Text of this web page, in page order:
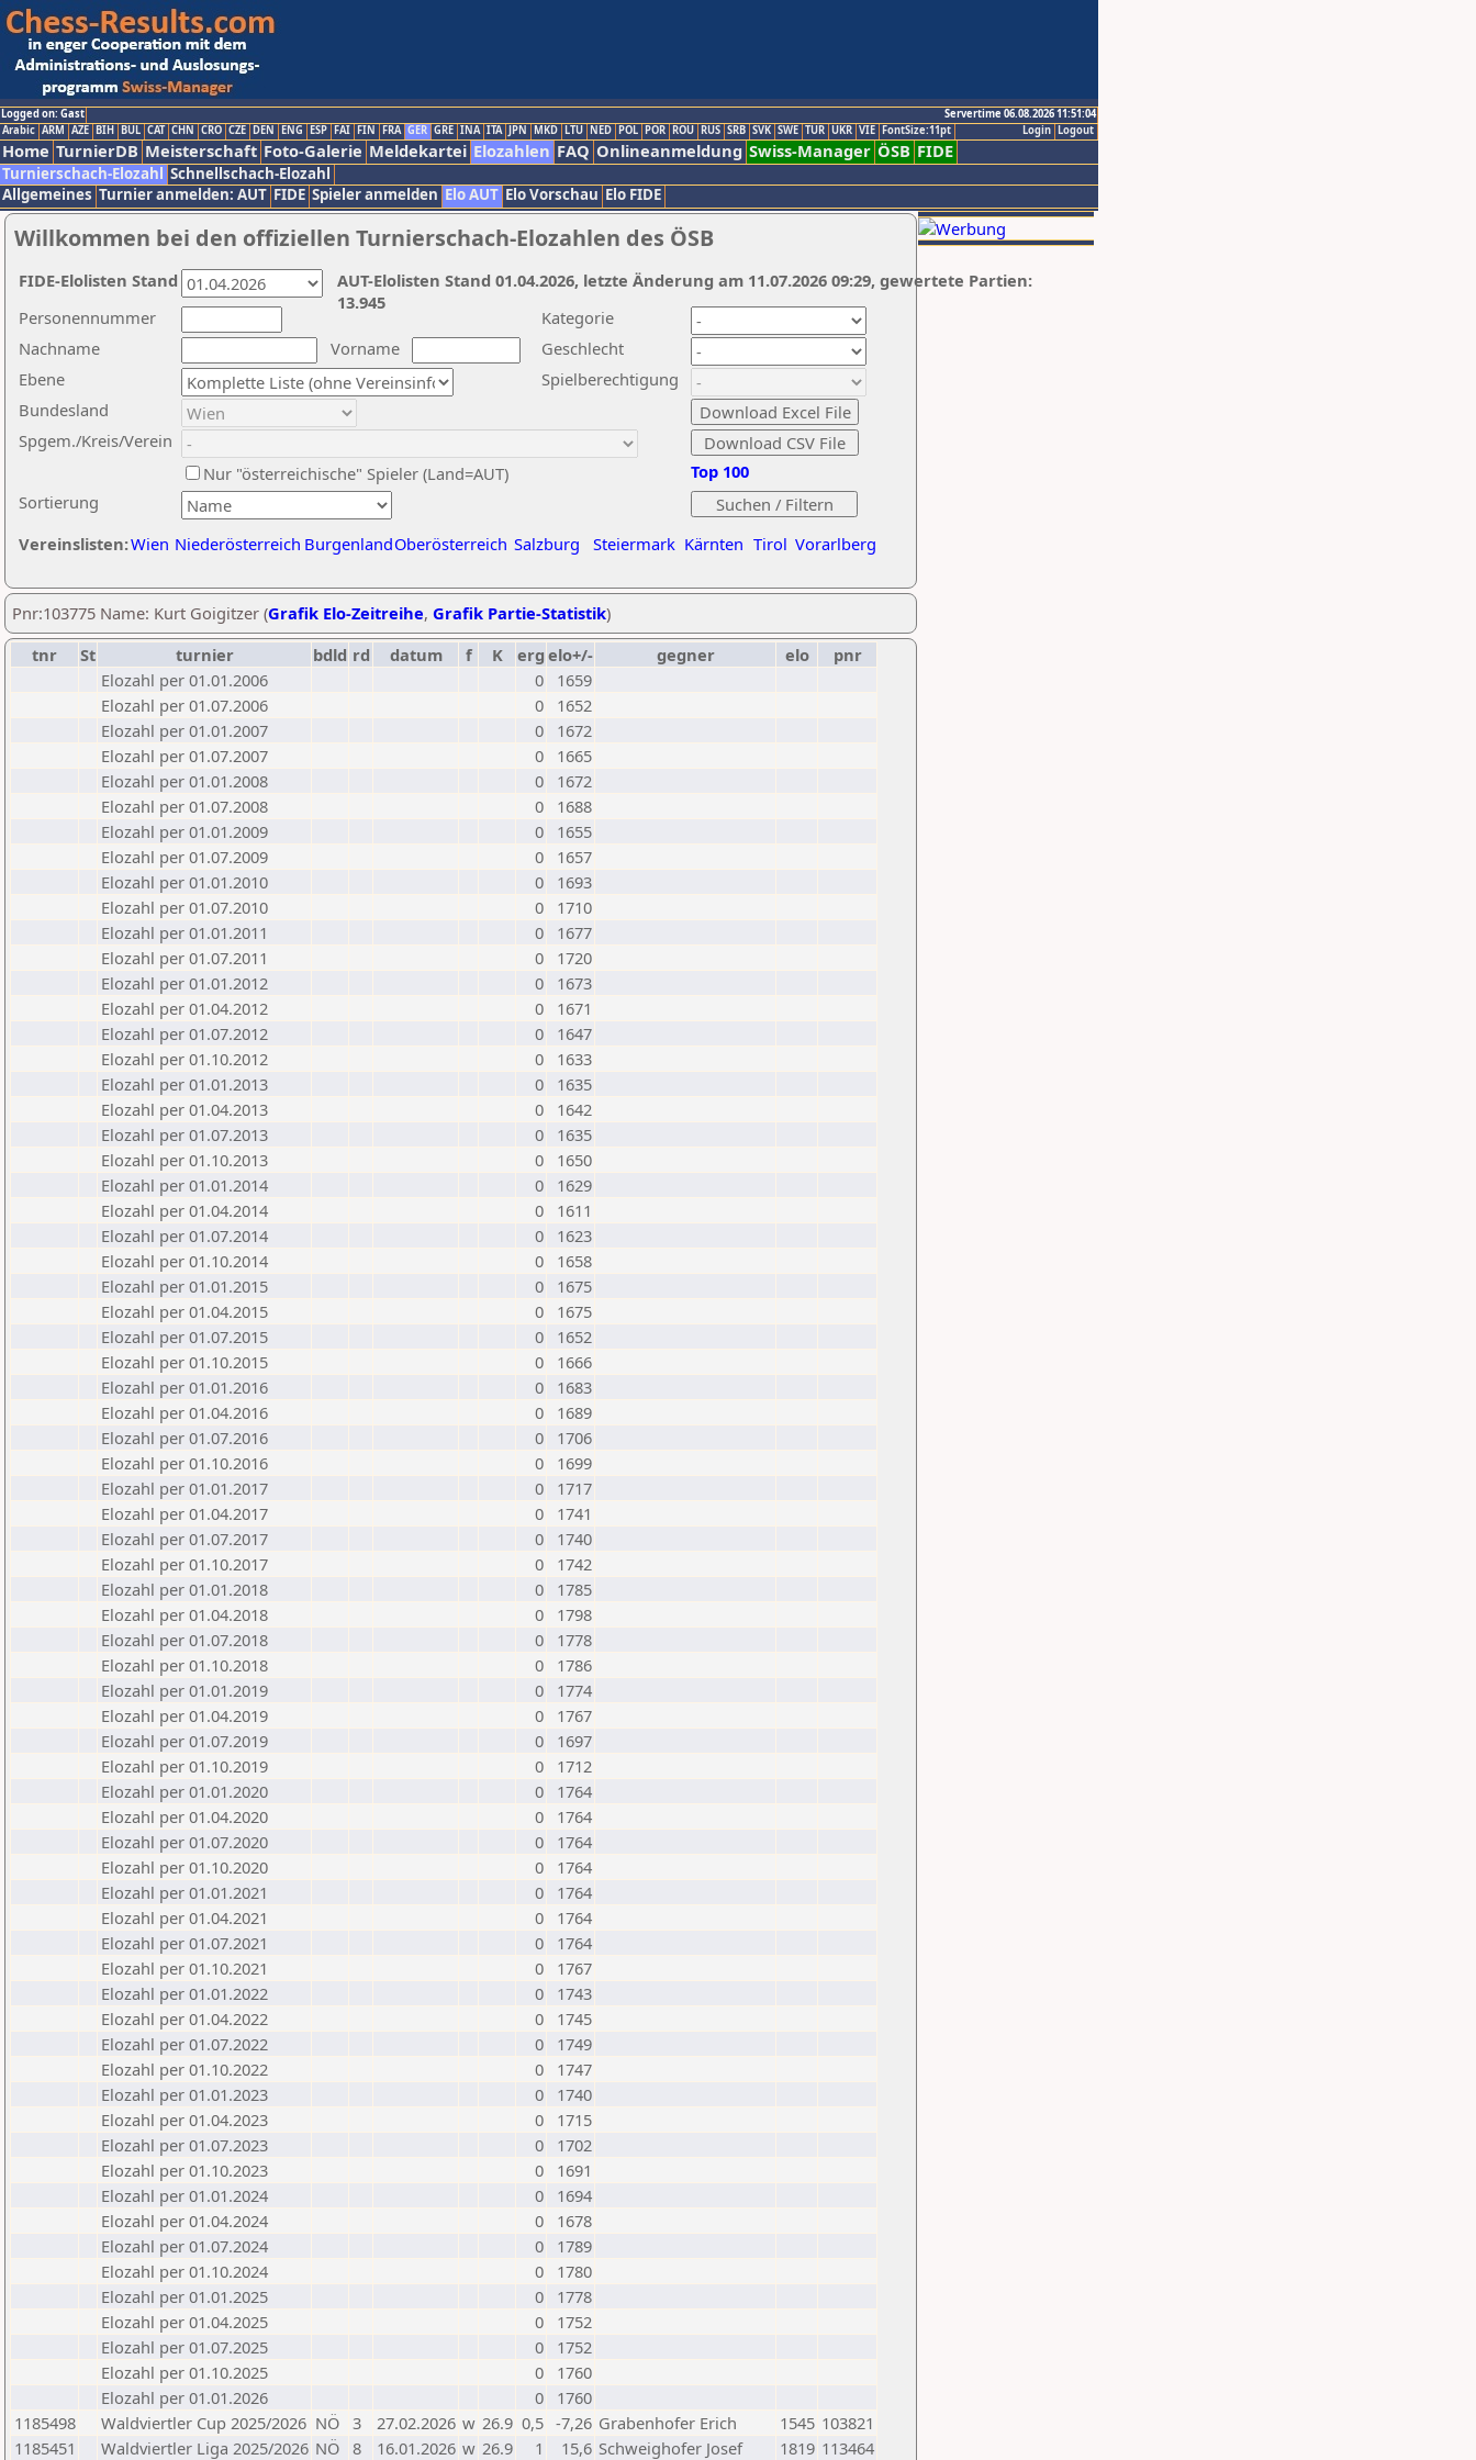
Logged on: Gast
Servertime 06.08.2026 11:51:04
Logout
Login
Arabic ARM AZE BIH BUL CAT CHN CRO CZE DEN ENG ESP FAI FIN FRA GER GRE INA ITA JPN MKD LTU NED POL POR ROU RUS SRB SVK SWE TUR UKR VIE FontSize:11pt
Home TurnierDB Meisterschaft Foto-Galerie Meldekartei Elozahlen FAQ Onlineanmeldung Swiss-Manager ÖSB FIDE
Turnierschach-Elozahl Schnellschach-Elozahl
Allgemeines Turnier anmelden: AUT FIDE Spieler anmelden Elo AUT Elo Vorschau Elo FIDE
Willkommen bei den offiziellen Turnierschach-Elozahlen des ÖSB
Nachname
Vorname
Ebene
Kategorie
Sortierung
Personennummer
Bundesland
Spgem./Kreis/Verein
Geschlecht
Nur "österreichische" Spieler (Land=AUT)
Spielberechtigung
Vereinslisten:Wien Niederösterreich BurgenlandOberösterreich Salzburg Steiermark Kärnten Tirol Vorarlberg
Top 100
AUT-Elolisten Stand 01.04.2026, letzte Änderung am 11.07.2026 09:29, gewertete Partien:
13.945
FIDE-Elolisten Stand
Pnr:103775 Name: Kurt Goigitzer (Grafik Elo-Zeitreihe, Grafik Partie-Statistik)
tnr
St turnier bdld rd datum f K erg elo+/- gegner elo
pnr
Elozahl per 01.01.2006
0
1659
Elozahl per 01.07.2006
0
1652
Elozahl per 01.01.2007
0
1672
Elozahl per 01.07.2007
0
1665
Elozahl per 01.01.2008
0
1672
Elozahl per 01.07.2008
0
1688
Elozahl per 01.01.2009
0
1655
Elozahl per 01.07.2009
0
1657
Elozahl per 01.01.2010
0
1693
Elozahl per 01.07.2010
0
1710
Elozahl per 01.01.2011
0
1677
Elozahl per 01.07.2011
0
1720
Elozahl per 01.01.2012
0
1673
Elozahl per 01.04.2012
0
1671
Elozahl per 01.07.2012
0
1647
Elozahl per 01.10.2012
0
1633
Elozahl per 01.01.2013
0
1635
Elozahl per 01.04.2013
0
1642
Elozahl per 01.07.2013
0
1635
Elozahl per 01.10.2013
0
1650
Elozahl per 01.01.2014
0
1629
Elozahl per 01.04.2014
0
1611
Elozahl per 01.07.2014
0
1623
Elozahl per 01.10.2014
0
1658
Elozahl per 01.01.2015
0
1675
Elozahl per 01.04.2015
0
1675
Elozahl per 01.07.2015
0
1652
Elozahl per 01.10.2015
0
1666
Elozahl per 01.01.2016
0
1683
Elozahl per 01.04.2016
0
1689
Elozahl per 01.07.2016
0
1706
Elozahl per 01.10.2016
0
1699
Elozahl per 01.01.2017
0
1717
Elozahl per 01.04.2017
0
1741
Elozahl per 01.07.2017
0
1740
Elozahl per 01.10.2017
0
1742
Elozahl per 01.01.2018
0
1785
Elozahl per 01.04.2018
0
1798
Elozahl per 01.07.2018
0
1778
Elozahl per 01.10.2018
0
1786
Elozahl per 01.01.2019
0
1774
Elozahl per 01.04.2019
0
1767
Elozahl per 01.07.2019
0
1697
Elozahl per 01.10.2019
0
1712
Elozahl per 01.01.2020
0
1764
Elozahl per 01.04.2020
0
1764
Elozahl per 01.07.2020
0
1764
Elozahl per 01.10.2020
0
1764
Elozahl per 01.01.2021
0
1764
Elozahl per 01.04.2021
0
1764
Elozahl per 01.07.2021
0
1764
Elozahl per 01.10.2021
0
1767
Elozahl per 01.01.2022
0
1743
Elozahl per 01.04.2022
0
1745
Elozahl per 01.07.2022
0
1749
Elozahl per 01.10.2022
0
1747
Elozahl per 01.01.2023
0
1740
Elozahl per 01.04.2023
0
1715
Elozahl per 01.07.2023
0
1702
Elozahl per 01.10.2023
0
1691
Elozahl per 01.01.2024
0
1694
Elozahl per 01.04.2024
0
1678
Elozahl per 01.07.2024
0
1789
Elozahl per 01.10.2024
0
1780
Elozahl per 01.01.2025
0
1778
Elozahl per 01.04.2025
0
1752
Elozahl per 01.07.2025
0
1752
Elozahl per 01.10.2025
0
1760
Elozahl per 01.01.2026
0
1760
1185498
Waldviertler Cup 2025/2026 NÖ 3 27.02.2026 w 26.9 0,5 -7,26 Grabenhofer Erich 1545 103821
1185451
Waldviertler Liga 2025/2026 NÖ 8 16.01.2026 w 26.9 1 15,6 Schweighofer Josef 1819 113464